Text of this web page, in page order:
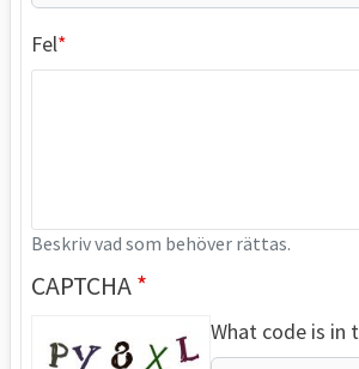
Fel
Beskriv vad som behöver rättas.
CAPTCHA
What code is in